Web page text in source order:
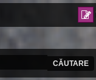
CĂUTARE